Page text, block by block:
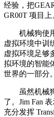
经验，把
GR00T 项目上
机械狗使用
虚拟环境中训
虚拟环境足够
拟环境的智能
世界的一部分。
虽然机械狗
了。Jim Fan
充分发挥